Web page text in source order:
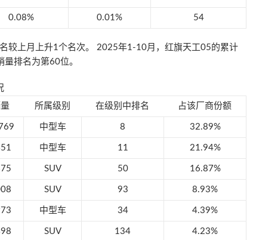
0.08% 0.01% 54
上月上升1个名次。 2025年1-10月，红旗天工05的累计
排名为第60位。
所属级别 在级别中排名 占该厂商份额
中型车 8 32.89%
中型车 11 21.94%
SUV 50 16.87%
SUV 93 8.93%
中型车 34 4.39%
SUV 134 4.23%